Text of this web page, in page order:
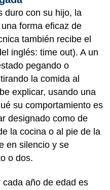
duro con su hijo, la
forma eficaz de
también recibe el
inglés: time out). A un
pegando o
la comida al
explicar, usando una
su comportamiento es
designado como de
la cocina o al pie de la
en silencio y se
o dos.
año de edad es